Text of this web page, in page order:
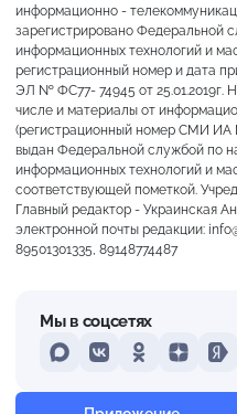
информационно -
зарегистрировано Федеральной
информационных технологий и
регистрационный номер и дата
ЭЛ № ФС77- 74945 от 25.01.2019г.
числе и материалы от
(регистрационный номер СМИ ИА
выдан Федеральной службой по
информационных технологий и
соответствующей пометкой.
Главный редактор - Украинская
электронной почты редакции:
89501301335, 89148774487
Мы в соцсетях
MAXVKontakteOdnoklassniki
Dzen